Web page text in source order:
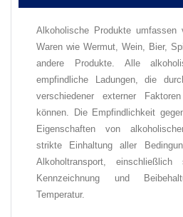
Alkoholische Produkte umfassen
Waren wie Wermut, Wein, Bier,
andere Produkte. Alle
empfindliche Ladungen, die
verschiedener externer
können. Die Empfindlichkeit
Eigenschaften von
strikte Einhaltung aller
Alkoholtransport, einschließlich
Kennzeichnung und
Temperatur.